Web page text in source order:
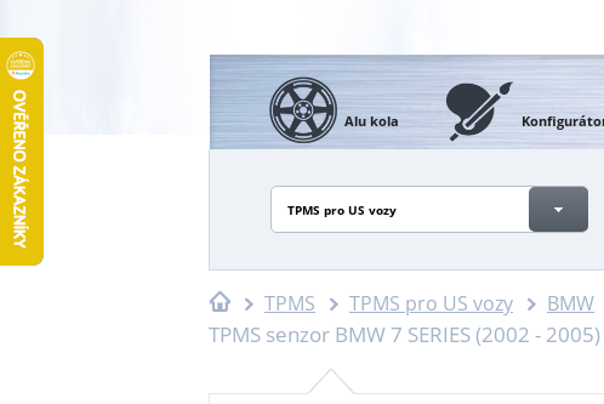
Alu kola
TPMS pro US vozy
TPMS TPMS pro US vozy BMW
TPMS senzor BMW 7 SERIES (2002 -